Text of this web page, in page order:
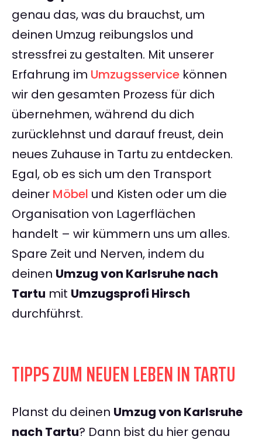
genau das, was du brauchst, um
deinen Umzug reibungslos und
stressfrei zu gestalten. Mit unserer
Erfahrung im Umzugsservice können
wir den gesamten Prozess für dich
übernehmen, während du dich
zurücklehnst und darauf freust, dein
neues Zuhause in Tartu zu entdecken.
Egal, ob es sich um den Transport
deiner Möbel und Kisten oder um die
Organisation von Lagerflächen
handelt – wir kümmern uns um alles.
Spare Zeit und Nerven, indem du
deinen Umzug von Karlsruhe nach
Tartu mit Umzugsprofi Hirsch
durchführst.
TIPPS ZUM NEUEN LEBEN IN TARTU
Planst du deinen Umzug von Karlsruhe
nach Tartu? Dann bist du hier genau